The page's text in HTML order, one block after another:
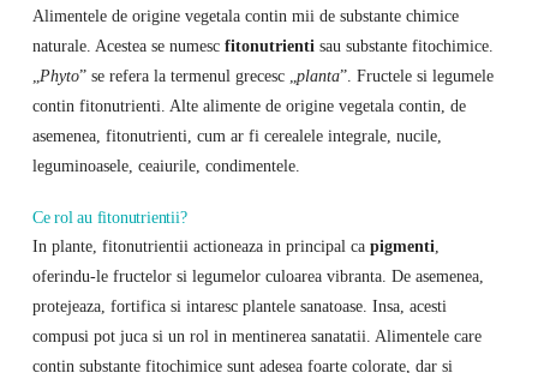
Alimentele de origine vegetala contin mii de substante chimice
naturale. Acestea se numesc fitonutrienti sau substante fitochimice.
Phyto” se refera la termenul grecesc „ planta”. Fructele si legumele
contin fitonutrienti. Alte alimente de origine vegetala contin, de
asemenea, fitonutrienti, cum ar fi cerealele integrale, nucile,
leguminoasele, ceaiurile, condimentele.
Ce rol au fitonutrientii?
In plante, fitonutrientii actioneaza in principal ca pigmenti
oferindu-le fructelor si legumelor culoarea vibranta. De asemenea,
protejeaza, fortifica si intaresc plantele sanatoase. Insa, acesti
compusi pot juca si un rol in mentinerea sanatatii. Alimentele care
contin substante fitochimice sunt adesea foarte colorate, dar si